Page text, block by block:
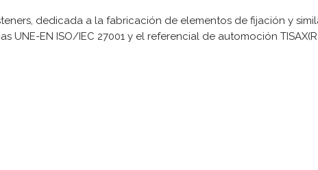
dedicada a la fabricación de elementos de fijación y
UNE-EN ISO/IEC 27001 y el referencial de automoción